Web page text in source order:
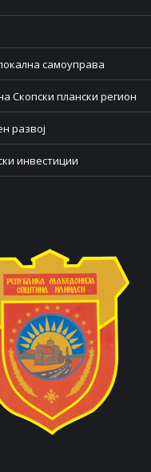
самоуправа
Скопски плански регион
развој
инвестиции